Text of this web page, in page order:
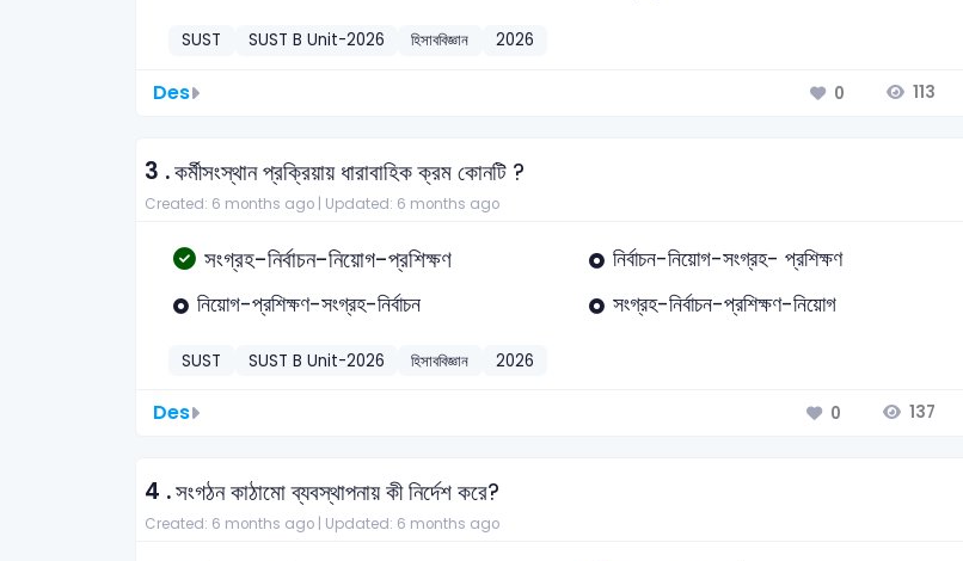
SUST SUST B Unit-2026 হিসাববিজ্ঞান 2026
Des 0 113
3 .কর্মীসংস্থান প্রক্রিয়ায় ধারাবাহিক ক্রম কোনটি ?
Created: 6 months ago | Updated: 6 months ago
সংগ্রহ-নির্বাচন-নিয়োগ-প্রশিক্ষণ
নির্বাচন-নিয়োগ-সংগ্রহ- প্রশিক্ষণ
নিয়োগ-প্রশিক্ষণ-সংগ্রহ-নির্বাচন
সংগ্রহ-নির্বাচন-প্রশিক্ষণ-নিয়োগ
SUST SUST B Unit-2026 হিসাববিজ্ঞান 2026
Des 0 137
4 .সংগঠন কাঠামো ব্যবস্থাপনায় কী নির্দেশ করে?
Created: 6 months ago | Updated: 6 months ago